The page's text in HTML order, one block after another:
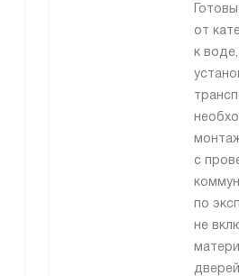
от
к
с
по
не
дверей.